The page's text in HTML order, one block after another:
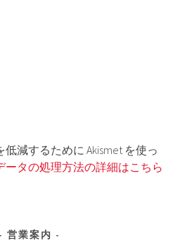
減するために Akismet を使っ
ータの処理方法の詳細はこちら
営業案内